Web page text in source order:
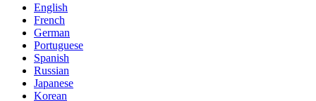
English
French
German
Portuguese
Spanish
Russian
Japanese
Korean